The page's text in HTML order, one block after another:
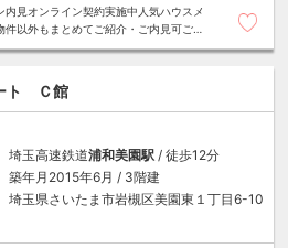
見オンライン契約実施中人気ハウスメ
以外もまとめてご紹介・ご内見可ご予
ト Ｃ館
埼玉高速鉄道浦和美園駅 / 徒歩12分
築年月2015年6月 / 3階建
埼玉県さいたま市岩槻区美園東１丁目6-10